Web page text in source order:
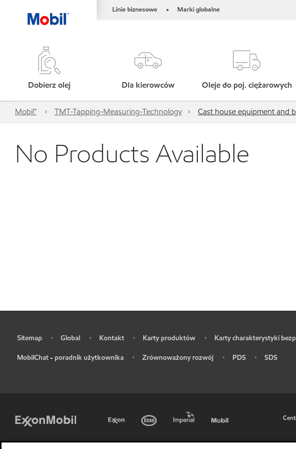
Linie biznesowe • Marki globalne
Dobierz olej Dla kierowców Oleje do poj. ciężarowych
Mobil™ TMT-Tapping-Measuring-Technology Cast house equipment and
No Products Available
Sitemap • Global • Kontakt • Karty produktów • Karty charakterystyki
MobilChat - poradnik użytkownika • Zrównoważony rozwój • PDS • SDS